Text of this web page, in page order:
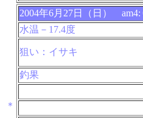
＊
2004年6月27日（日）
水温－17.4度
狙い：イサキ
釣果